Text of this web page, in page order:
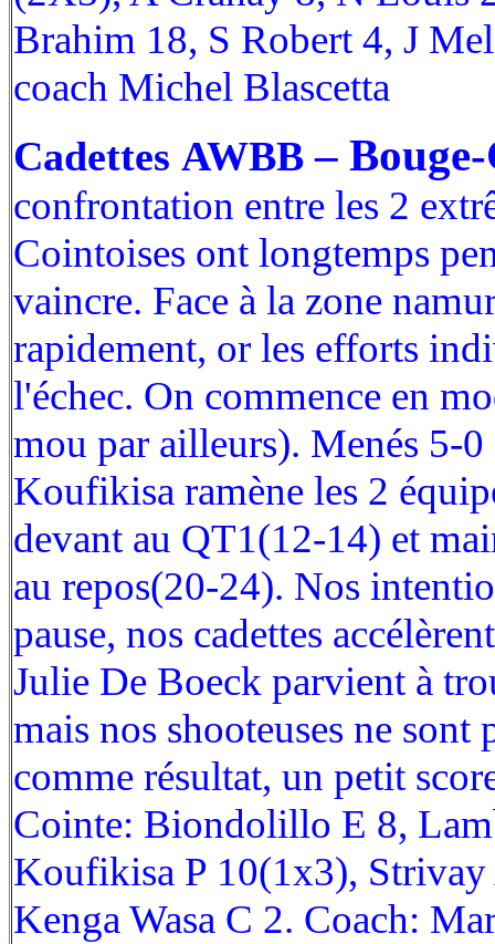
Brahim 18, S Robert 4, J
coach Michel Blascetta
Cadettes AWBB –
confrontation entre les 2
Cointoises ont longtemps
vaincre. Face à la zone
rapidement, or les efforts
l'échec. On commence en
mou par ailleurs). Menés 5-
Koufikisa ramène les 2
devant au QT1(12-14) et
au repos(20-24). Nos
pause, nos cadettes
Julie De Boeck parvient à
mais nos shooteuses ne sont
comme résultat, un petit
Cointe: Biondolillo E 8,
Koufikisa P 10(1x3),
Kenga Wasa C 2. Coach: